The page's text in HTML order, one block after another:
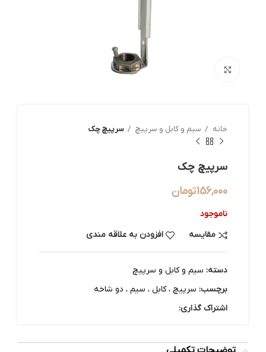
خانه سیم و کابل و سرپیچ سرپیچ چک
سرپیچ چک
156,000تومان
ناموجود
مقایسه
افزودن به علاقه مندی
دسته: سیم و کابل و سرپیچ
برچسب: سرپیچ ، کابل ، سیم ، دو شاخه
اشتراک گذاری: